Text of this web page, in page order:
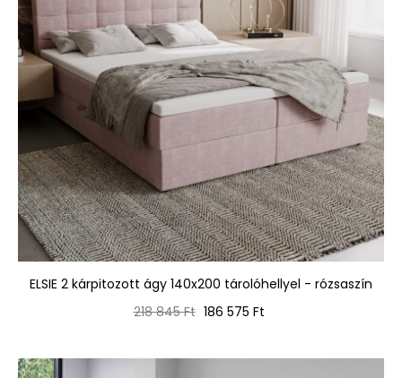
ELSIE 2 kárpitozott ágy 140x200 tárolóhellyel - rózsaszín
Normál
218 845 Ft Ár
186 575 Ft